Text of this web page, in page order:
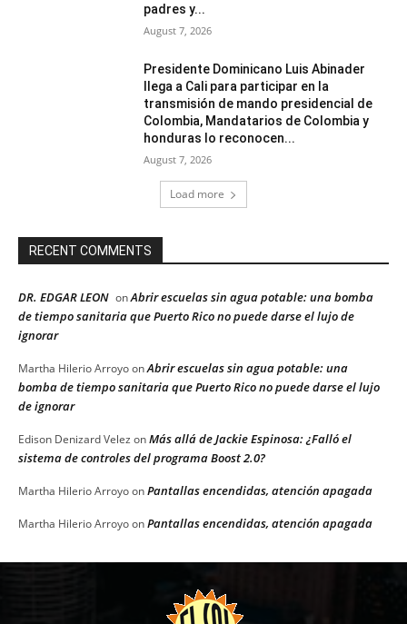
padres y...
August 7, 2026
Presidente Dominicano Luis Abinader
llega a Cali para participar en la
transmisión de mando presidencial de
Colombia, Mandatarios de Colombia y
honduras lo reconocen...
August 7, 2026
Load more
RECENT COMMENTS
DR. EDGAR LEON onAbrir escuelas sin agua potable: una bomba
de tiempo sanitaria que Puerto Rico no puede darse el lujo de
ignorar
Martha Hilerio ArroyoonAbrir escuelas sin agua potable: una
bomba de tiempo sanitaria que Puerto Rico no puede darse el lujo
de ignorar
Edison Denizard Velez onMás allá de Jackie Espinosa: ¿Falló el
sistema de controles del programa Boost 2.0?
Martha Hilerio ArroyoonPantallas encendidas, atención apagada
Martha Hilerio ArroyoonPantallas encendidas, atención apagada